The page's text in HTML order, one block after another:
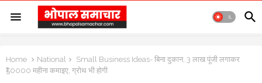
Home National
Small Business Ideas- बिना दुकान, 3 लाख पूंजी लगाकर
₹50000 महीना कमाइए, ग्रोथ भी होगी